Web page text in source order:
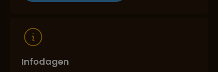
Infodagen